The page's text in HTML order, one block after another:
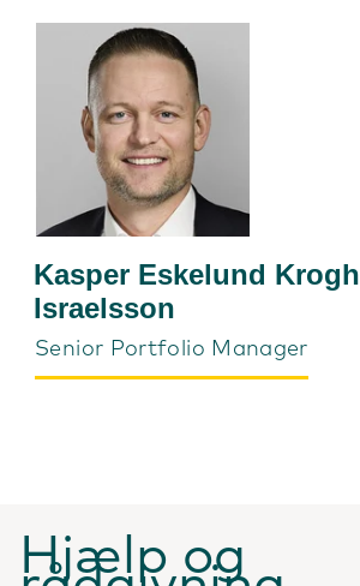
Kasper Eskelund Krogh
Israelsson
Senior Portfolio Manager
Hjælp og